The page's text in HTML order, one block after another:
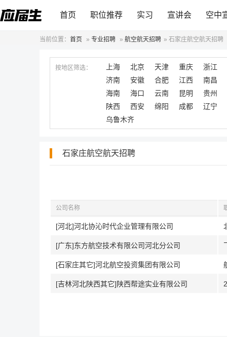
首页 职位推荐 实习 宣讲会 空中
当前位置： 首页 » 专业招聘 » 航空航天招聘 » 石家庄航空航天招聘
按地区筛选： 上海 北京 天津 重庆
浙江
济南
安徽 合肥 江西
南昌
海南
海口 云南 昆明
贵州
陕西
西安 绵阳 成都
辽宁
乌鲁木齐
石家庄航空航天招聘
公司名称
[河北]河北协沁时代企业管理有限公司
[广东]东方航空技术有限公司河北分公司
[石家庄其它]河北航空投资集团有限公司
[吉林河北陕西其它]陕西帮途实业有限公司